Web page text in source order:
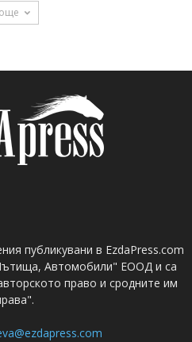
още
публикувани в EzdaPress.com
Автомобили" ЕООД и са
право и сродните им